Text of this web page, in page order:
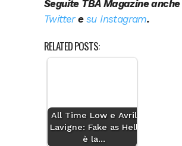
Seguite TBA Magazine anche
Twitteresu Instagram.
RELATED POSTS:
All Time Low e Avril
Lavigne: Fake as Hell
è la…